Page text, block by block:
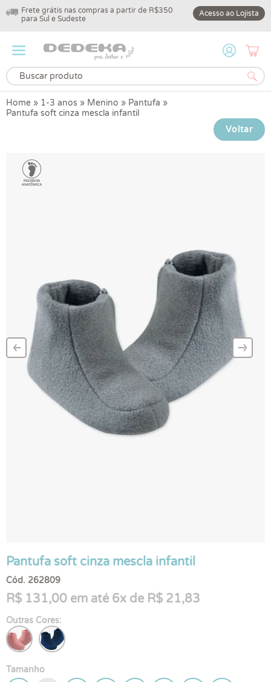
Frete grátis nas compras a partir de R$350
para Sul e Sudeste
10% off na
DEDEKA10
Acesso ao Lojista
Home » 1-3 anos » Menino » Pantufa »
Pantufa soft cinza mescla infantil
Voltar
–
‹ –
›
Pantufa soft cinza mescla infantil
Cód. 262809
R$ 131,00 em até 6x de R$ 21,83
Outras Cores:
Tamanho